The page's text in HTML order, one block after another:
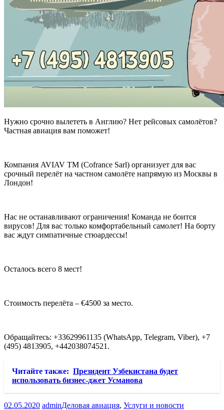
Нужно срочно вылететь в Англию? Нет рейсовых самолётов?
Частная авиация вам поможет!
Компания AVIAV TM (Cofrance Sarl) организует для вас
срочный перелёт на частном самолёте напрямую из Москвы в
Лондон!
Нас не останавливают ограничения! Команда не боится
вирусов! Для вас только комфортабельный самолет! На борту
вас ждут симпатичные стюардессы!
Осталось всего 8 мест!
Стоимость перелёта – €4500 за место.
Обращайтесь: +33629961135 (WhatsApp, Telegram, Viber), +7
(495) 4813905, +442038074521.
Читайте также: Президент Узбекистана будет
использовать бизнес-джет Усманова
02.05.2020 adminДеловая авиация, Услуги и новости